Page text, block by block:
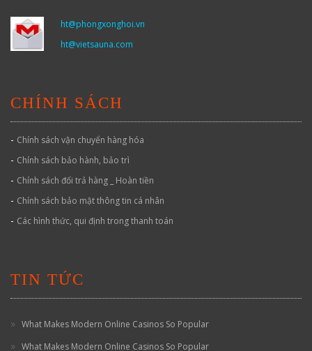
ht@phongxonghoi.vn
ht@vietsauna.com
CHÍNH SÁCH
- Chính sách vận chuyển hàng hóa
- Chính sách bảo hành, bảo trì
- Chính sách đổi trả hàng _ Hoàn tiền
- Chính sách bảo mật thông tin cá nhân
- Các hình thức, qui định trong thanh toán
TIN TỨC
What Makes Modern Online Casinos So Popular
What Makes Modern Online Casinos So Popular